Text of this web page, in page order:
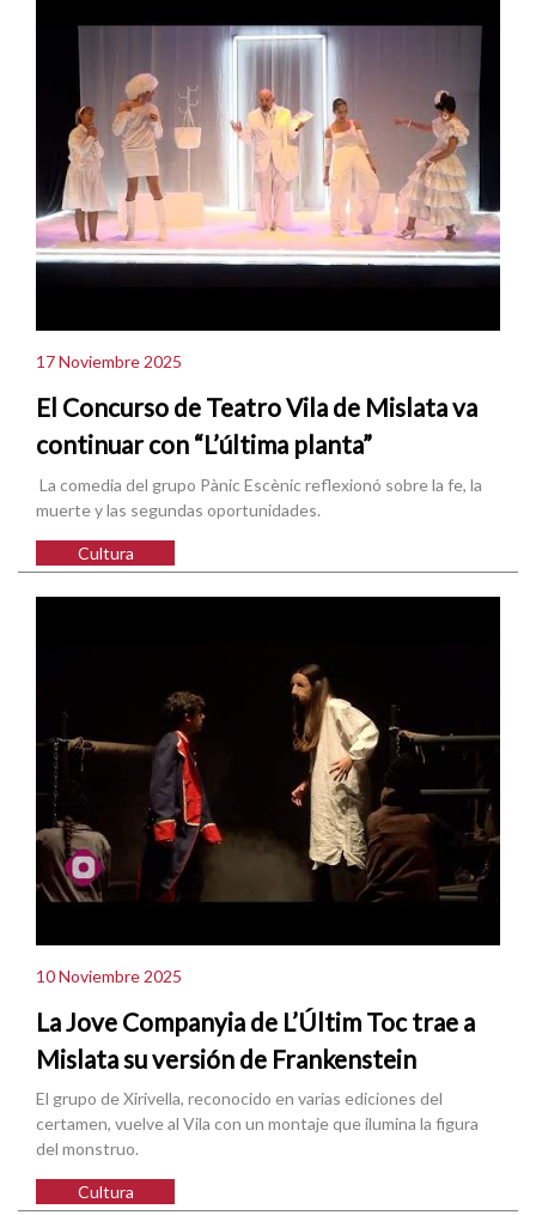
17 Noviembre 2025
El Concurso de Teatro Vila de Mislata va
continuar con “L’última planta”
La comedia del grupo Pànic Escènic reflexionó sobre la fe, la
muerte y las segundas oportunidades.
Cultura
10 Noviembre 2025
La Jove Companyia de L’Últim Toc trae a
Mislata su versión de Frankenstein
El grupo de Xirivella, reconocido en varias ediciones del
certamen, vuelve al Vila con un montaje que ilumina la figura
del monstruo.
Cultura